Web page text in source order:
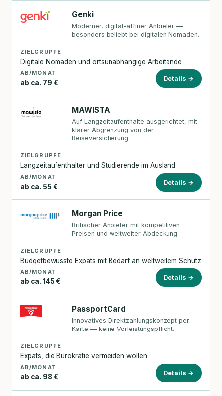
Genki
Moderner, digital-affiner Anbieter —
besonders beliebt bei digitalen Nomaden.
ZIELGRUPPE
Digitale Nomaden und ortsunabhängige Arbeitende
AB/MONAT
ab ca. 79 €
Details →
MAWISTA
Auf Langzeitaufenthalte ausgerichtet, mit
klarer Abgrenzung von der
Reiseversicherung.
ZIELGRUPPE
Langzeitaufenthalter und Studierende im Ausland
AB/MONAT
ab ca. 55 €
Details →
Morgan Price
Britischer Anbieter mit kompetitiven
Preisen und weltweiter Abdeckung.
ZIELGRUPPE
Budgetbewusste Expats mit Bedarf an weltweitem Schutz
AB/MONAT
ab ca. 145 €
Details →
PassportCard
Innovatives Direktzahlungskonzept per
Karte — keine Vorleistungspflicht.
ZIELGRUPPE
Expats, die Bürokratie vermeiden wollen
AB/MONAT
ab ca. 98 €
Details →